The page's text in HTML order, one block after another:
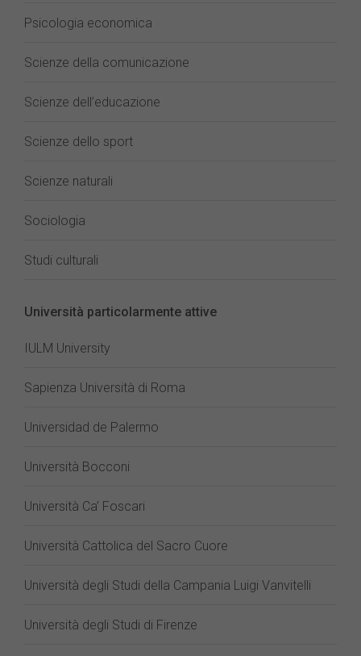
Psicologia economica
Scienze della comunicazione
Scienze dell’educazione
Scienze dello sport
Scienze naturali
Sociologia
Studi culturali
Università particolarmente attive
IULM University
Sapienza Università di Roma
Universidad de Palermo
Università Bocconi
Università Ca’ Foscari
Università Cattolica del Sacro Cuore
Università degli Studi della Campania Luigi Vanvitelli
Università degli Studi di Firenze